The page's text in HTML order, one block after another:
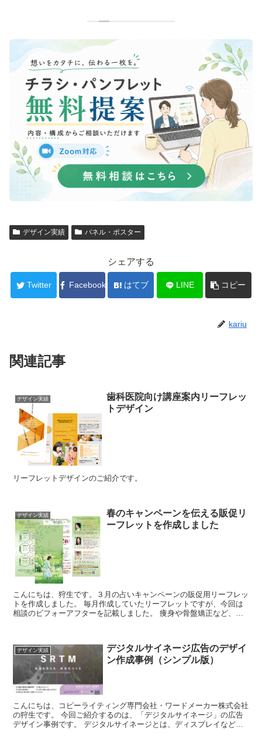
デザイン実績 パネル・ポスター
シェアする
Twitter Facebook はてブ LINE コピー
kariu
関連記事
デザイン実績
歯科医院向け講座案内リーフレッ
トデザイン
リーフレットデザインのご紹介です。
デザイン実績
春のキャンペーンを伝える販促リ
ーフレットを作成しました
こんにちは、狩生です。３月の占いキャンペーンの販促用リーフレッ
トを作成しました。 毎月作成していたリーフレットですが、今回は
相談のビフォーアフターを記載しました。 痩身や骨盤矯正など、写
デザイン実績
デジタルサイネージ広告のデザイ
ン作成事例（シンプル版）
こんにちは、コピーライティング専門会社・ワードメーカー株式会社
の狩生です。 今回ご紹介するのは、「デジタルサイネージ」の広告
デザイン事例です。 デジタルサイネージとは、ディスプレイなどに